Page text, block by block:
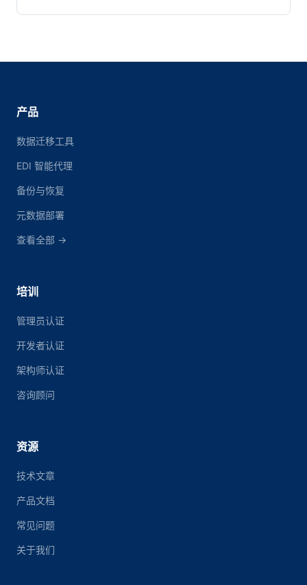
产品
数据迁移工具
EDI 智能代理
备份与恢复
元数据部署
查看全部 →
培训
管理员认证
开发者认证
架构师认证
咨询顾问
资源
技术文章
产品文档
常见问题
关于我们